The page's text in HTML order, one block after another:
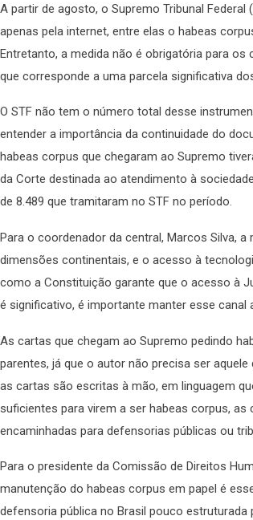
A partir de agosto, o Supremo Tribunal
apenas pela internet, entre elas o habeas
Entretanto, a medida não é obrigatória para
que corresponde a uma parcela significativa
O STF não tem o número total desse
entender a importância da continuidade do
habeas corpus que chegaram ao Supremo
da Corte destinada ao atendimento à
de 8.489 que tramitaram no STF no período.
Para o coordenador da central, Marcos Silva,
dimensões continentais, e o acesso à
como a Constituição garante que o acesso à
é significativo, é importante manter esse canal
As cartas que chegam ao Supremo pedindo
parentes, já que o autor não precisa ser
as cartas são escritas à mão, em linguagem
suficientes para virem a ser habeas corpus,
encaminhadas para defensorias públicas ou
Para o presidente da Comissão de Direitos
manutenção do habeas corpus em papel é
defensoria pública no Brasil pouco